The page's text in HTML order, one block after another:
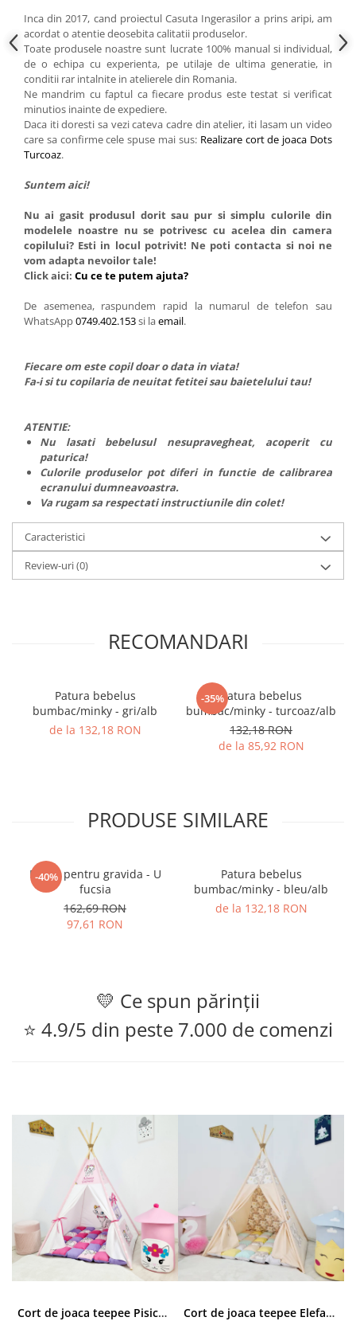
Inca din 2017, cand proiectul Casuta Ingerasilor a prins aripi, am
acordat o atentie deosebita calitatii produselor.
Toate produsele noastre sunt lucrate 100% manual si individual,
de o echipa cu experienta, pe utilaje de ultima generatie, in
conditii rar intalnite in atelierele din Romania.
Ne mandrim cu faptul ca fiecare produs este testat si verificat
minutios inainte de expediere.
Daca iti doresti sa vezi cateva cadre din atelier, iti lasam un video
care sa confirme cele spuse mai sus: Realizare cort de joaca Dots
Turcoaz.
Suntem aici!
Nu ai gasit produsul dorit sau pur si simplu culorile din
modelele noastre nu se potrivesc cu acelea din camera
copilului? Esti in locul potrivit! Ne poti contacta si noi ne
vom adapta nevoilor tale!
Click aici: Cu ce te putem ajuta?
De asemenea, raspundem rapid la numarul de telefon sau
WhatsApp0749.402.153si laemail.
Fiecare om este copil doar o data in viata!
Fa-i si tu copilaria de neuitat fetitei sau baietelului tau!
ATENTIE:
Nu lasati bebelusul nesupravegheat, acoperit cu
paturica!
Culorile produselor pot diferi in functie de calibrarea
ecranului dumneavoastra.
Va rugam sa respectati instructiunile din colet!
Caracteristici
Review-uri(0)
RECOMANDARI
Patura bebelus
bumbac/minky - gri/alb
de la 132,18 RON
-35%Patura bebelus
bumbac/minky - turcoaz/alb
132,18 RON
de la 85,92 RON
PRODUSE SIMILARE
-40%
Perna pentru gravida - U
fucsia
162,69 RON
97,61 RON
Patura bebelus
bumbac/minky - bleu/alb
de la 132,18 RON
💛 Ce spun părinții
⭐ 4.9/5 din peste 7.000 de comenzi
Cort de joaca teepee Pisicuta Marie - roz Cort de joaca teepee Elefanti - bej